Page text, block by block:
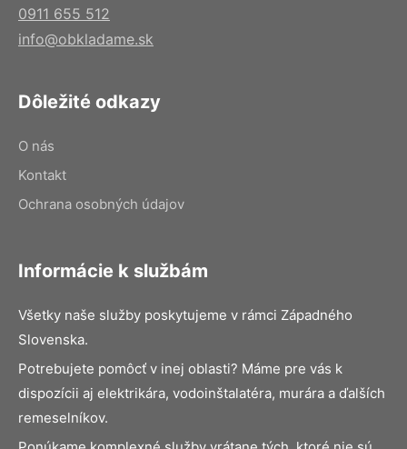
0911 655 512
info@obkladame.sk
Dôležité odkazy
O nás
Kontakt
Ochrana osobných údajov
Informácie k službám
Všetky naše služby poskytujeme v rámci Západného
Slovenska.
Potrebujete pomôcť v inej oblasti? Máme pre vás k
dispozícii aj elektrikára, vodoinštalatéra, murára a ďalších
remeselníkov.